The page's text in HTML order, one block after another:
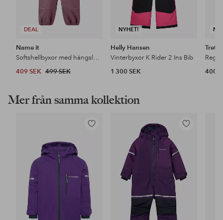
DEAL
Name it
Softshellbyxor med hängslen NmnAlfa08 Softshell Bib Pant Solid
409 SEK 499 SEK
NYHET!
Helly Hansen
Vinterbyxor K Rider 2 Ins Bib
1 300 SEK
400
Mer från samma kollektion
Lägg
Lägg
favoriter